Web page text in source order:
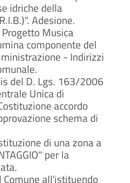
idriche della
Adesione.
Musica
componente del
- Indirizzi
del D. Lgs. 163/2006
Unica di
accordo
schema di
di una zona a
per la
Comune all'istituendo